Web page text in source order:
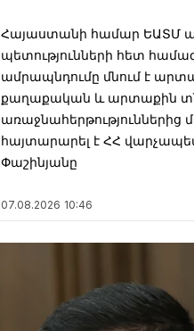
Հայաստանի համար ԵԱՏՄ
պետությունների հետ
ամրապնդումը մնում է
քաղաքական և արտաքին
առաջնահերթություններից
հայտարարել է ՀՀ
Փաշինյանը
07.08.2026 10:46